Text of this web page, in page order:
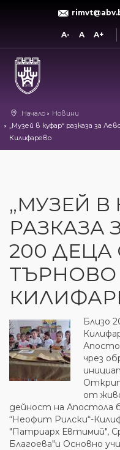
A- A A+
Начало
Новини
„Музей в куфар“ разказа за
Килифарево
„МУЗЕЙ В
РАЗКАЗА
200
ТЪРНОВО
Близо
чрез
от
дейност на Апостола
“Неофит Рилски“-
"Патриарх Евтимий",
Благоева"и Основно